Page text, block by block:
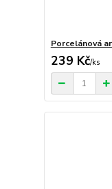
Porcelánová
239 Kč/ks